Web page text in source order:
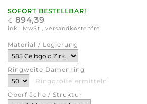
SOFORT BESTELLBAR!
€ 894,39
inkl. MwSt., versandkostenfrei
Material / Legierung
Ringweite Damenring
Ringgröße ermitteln
Oberfläche / Struktur